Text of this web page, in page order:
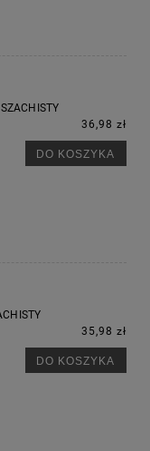
36,98 zł
DO KOSZYKA
35,98 zł
DO KOSZYKA